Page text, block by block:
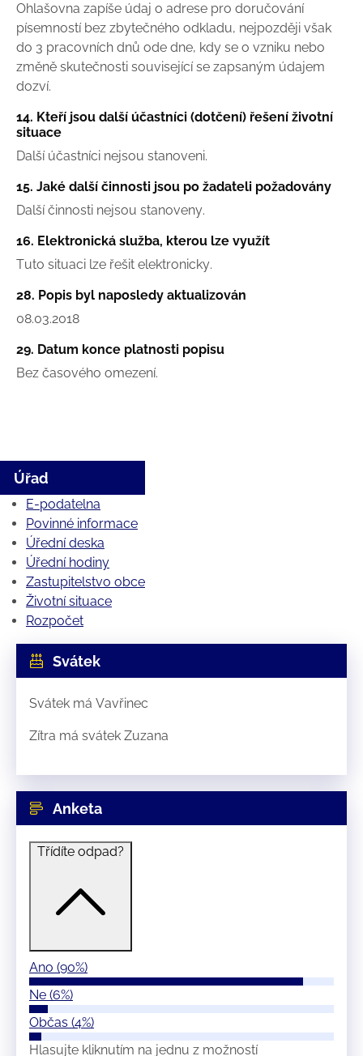
Ohlašovna zapíše údaj o adrese pro doručování
písemností bez zbytečného odkladu, nejpozději však
do 3 pracovních dnů ode dne, kdy se o vzniku nebo
změně skutečnosti související se zapsaným údajem
dozví.
14. Kteří jsou další účastníci (dotčení) řešení životní
situace
Další účastníci nejsou stanoveni.
15. Jaké další činnosti jsou po žadateli požadovány
Další činnosti nejsou stanoveny.
16. Elektronická služba, kterou lze využít
Tuto situaci lze řešit elektronicky.
28. Popis byl naposledy aktualizován
08.03.2018
29. Datum konce platnosti popisu
Bez časového omezení.
Úřad
E-podatelna
Povinné informace
Úřední deska
Úřední hodiny
Zastupitelstvo obce
Životní situace
Rozpočet
Svátek
Svátek má Vavřinec
Zítra má svátek Zuzana
Anketa
Třídíte odpad?
Ano (90%)
Ne (6%)
Občas (4%)
Hlasujte kliknutím na jednu z možností